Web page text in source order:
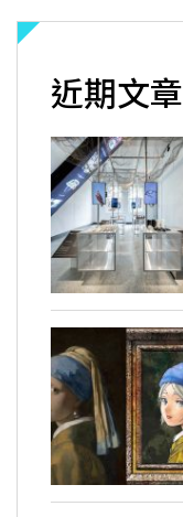
近期文章